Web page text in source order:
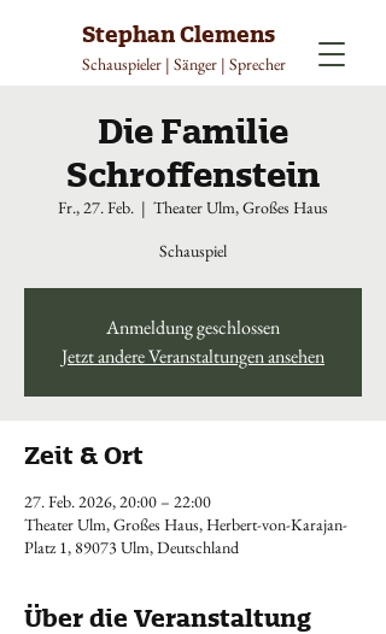
Stephan Clemens
Schauspieler | Sänger | Sprecher
Die Familie
Schroffenstein
Fr., 27. Feb.
  |
Theater Ulm, Großes Haus
Schauspiel
Anmeldung geschlossen
Jetzt andere Veranstaltungen ansehen
Zeit & Ort
27. Feb. 2026, 20:00 – 22:00
Theater Ulm, Großes Haus, Herbert-von-Karajan-
Platz 1, 89073 Ulm, Deutschland
Über die Veranstaltung